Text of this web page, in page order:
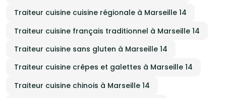
Traiteur cuisine cuisine régionale à Marseille 14
Traiteur cuisine français traditionnel à Marseille 14
Traiteur cuisine sans gluten à Marseille 14
Traiteur cuisine crêpes et galettes à Marseille 14
Traiteur cuisine chinois à Marseille 14